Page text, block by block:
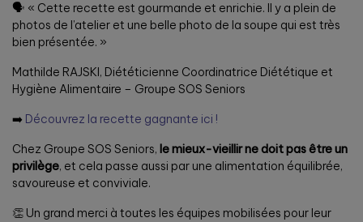
🗣️ « Cette recette est gourmande et enrichie. Il y a plein de
photos de l’atelier et une belle photo de la soupe qui est très
bien présentée. »
Mathilde RAJSKI, Diététicienne Coordinatrice Diététique et
Hygiène Alimentaire – Groupe SOS Seniors
➡️ Découvrez la recette gagnante ici !
Chez Groupe SOS Seniors, le mieux-vieillir ne doit pas être un
privilège, et cela passe aussi par une alimentation équilibrée,
savoureuse et conviviale.
👏 Un grand merci à toutes les équipes mobilisées pour leur